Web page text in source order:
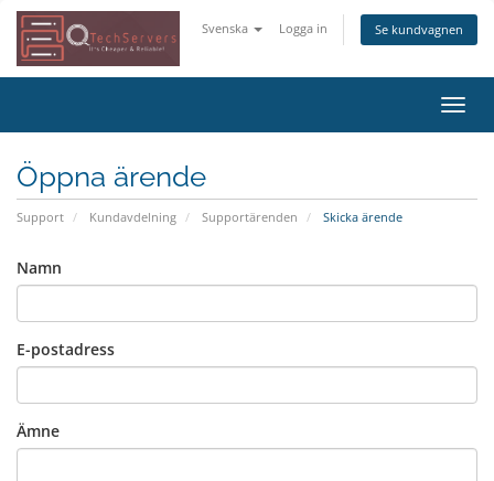
Svenska Logga in Se kundvagnen
Växla
Öppna ärende
Support Kundavdelning Supportärenden Skicka ärende
Namn
E-postadress
Ämne